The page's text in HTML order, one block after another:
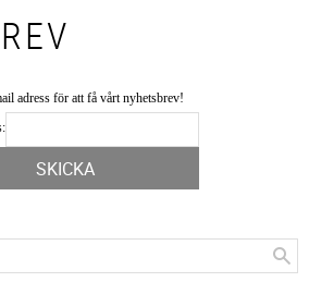
adress för att få vårt nyhetsbrev!